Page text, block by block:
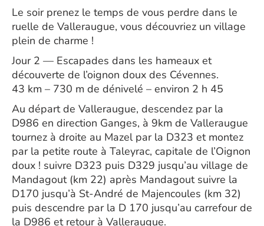
Le soir prenez le temps de vous perdre dans le
ruelle de Valleraugue, vous découvriez un village
plein de charme !
Jour 2 — Escapades dans les hameaux et
découverte de l’oignon doux des Cévennes.
43 km – 730 m de dénivelé – environ 2 h 45
Au départ de Valleraugue, descendez par la
D986 en direction Ganges, à 9km de Valleraugue
tournez à droite au Mazel par la D323 et montez
par la petite route à Taleyrac, capitale de l’Oignon
doux ! suivre D323 puis D329 jusqu’au village de
Mandagout (km 22) après Mandagout suivre la
D170 jusqu’à St-André de Majencoules (km 32)
puis descendre par la D 170 jusqu’au carrefour de
la D986 et retour à Valleraugue.